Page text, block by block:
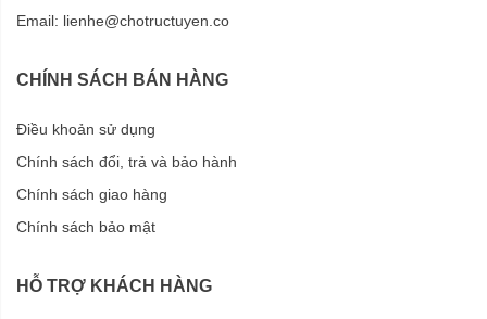
Email: lienhe@chotructuyen.co
CHÍNH SÁCH BÁN HÀNG
Điều khoản sử dụng
Chính sách đổi, trả và bảo hành
Chính sách giao hàng
Chính sách bảo mật
HỖ TRỢ KHÁCH HÀNG